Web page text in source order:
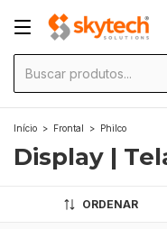
Início > Frontal > Philco
Display |
ORDENAR